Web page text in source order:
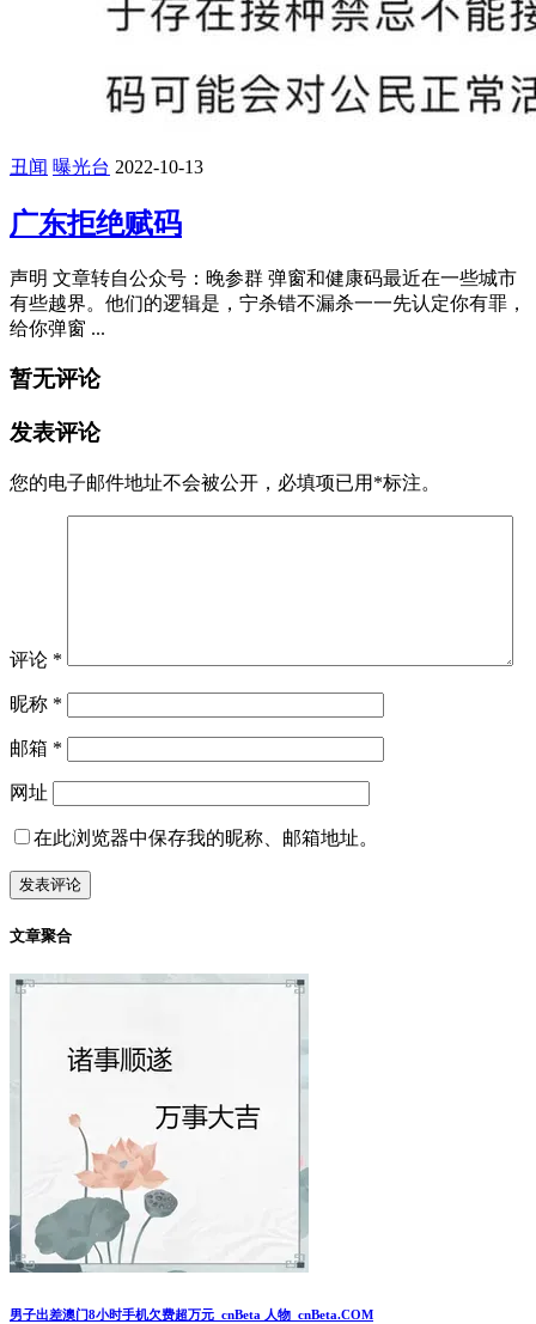
丑闻 曝光台 2022-10-13
广东拒绝赋码
声明 文章转自公众号：晚参群 弹窗和健康码最近在一些城市
有些越界。他们的逻辑是，宁杀错不漏杀一一先认定你有罪，
给你弹窗 ...
暂无评论
发表评论
您的电子邮件地址不会被公开， 必填项已用 *标注。
评论 *
昵称 *
邮箱 *
网址
在此浏览器中保存我的昵称、邮箱地址。
文章聚合
男子出差澳门8小时手机欠费超万元_cnBeta 人物_cnBeta.COM